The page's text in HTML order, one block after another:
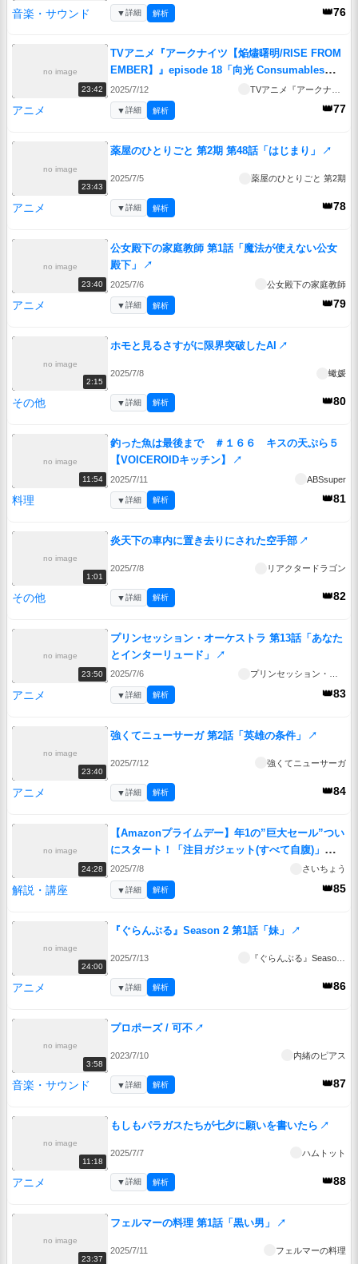
音楽・サウンド 👑76
▼詳細 解析
no image
23:42
TVアニメ『アークナイツ【焔燼曙明/RISE FROM
EMBER】』episode 18「向光 Consumables」
↗
2025/7/12
アニメ 👑77
▼詳細 解析
no image
23:43
薬屋のひとりごと 第2期 第48話「はじまり」 ↗
2025/7/5 薬屋のひとりごと 第2期
アニメ 👑78
▼詳細 解析
no image
23:40
公女殿下の家庭教師 第1話「魔法が使えない公女
殿下」
↗
2025/7/6 公女殿下の家庭教師
アニメ 👑79
▼詳細 解析
no image
2:15
ホモと見るさすがに限界突破したAI ↗
2025/7/8 蠍媛
その他 👑80
▼詳細 解析
no image
11:54
釣った魚は最後まで ＃１６６ キスの天ぷら５
【VOICEROIDキッチン】
↗
2025/7/11 ABSsuper
料理 👑81
▼詳細 解析
no image
1:01
炎天下の車内に置き去りにされた空手部 ↗
2025/7/8 リアクタードラゴン
その他 👑82
▼詳細 解析
no image
23:50
プリンセッション・オーケストラ 第13話「あなた
とインターリュード」
↗
2025/7/6 プリンセッション・オーケストラ
アニメ 👑83
▼詳細 解析
no image
23:40
強くてニューサーガ 第2話「英雄の条件」 ↗
2025/7/12 強くてニューサーガ
アニメ 👑84
▼詳細 解析
no image
24:28
【Amazonプライムデー】年1の”巨大セール”つい
にスタート！「注目ガジェット(すべて自腹)」
を”実物を見ながら”紹介する。
2025/7/8 さいちょう
解説・講座 👑85
▼詳細 解析
no image
24:00
『ぐらんぶる』Season 2 第1話「妹」 ↗
2025/7/13
アニメ 👑86
▼詳細 解析
no image
3:58
プロポーズ / 可不 ↗
2023/7/10 内緒のピアス
音楽・サウンド 👑87
▼詳細 解析
no image
11:18
もしもパラガスたちが七夕に願いを書いたら ↗
2025/7/7 ハムトット
アニメ 👑88
▼詳細 解析
no image
23:37
フェルマーの料理 第1話「黒い男」 ↗
2025/7/11 フェルマーの料理